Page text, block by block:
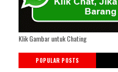
Klik Gambar untuk Chating
POPULAR POSTS